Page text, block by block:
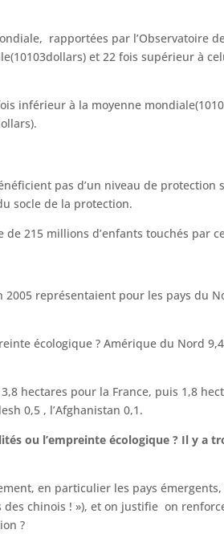
rapportées par l’Observatoire
et 22 fois supérieur à
inférieur à la moyenne
pas d’un niveau de
socle de la protection.
215 millions d’enfants touchés par
représentaient pour les pays du
écologique ? Amérique du Nord
hectares pour la France, puis 1,8
0,5 , l’Afghanistan 0,1.
ou l’empreinte écologique ? Il y a
en particulier les pays
chinois ! »), et on justifie on
?